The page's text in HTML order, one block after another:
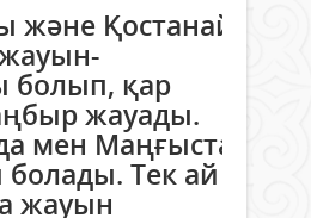
және Қостанай
қар
жауады.
мен Маңғыстау
Тек ай
жауын